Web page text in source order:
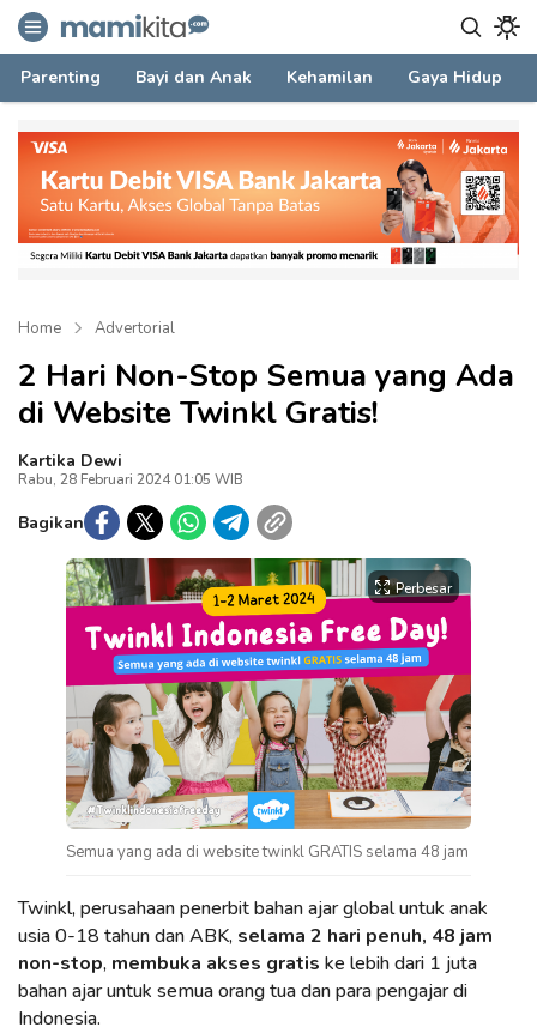
mamikita.com
Informasi Parenting untuk Mami Milenial
Parenting Bayi dan Anak Kehamilan Gaya Hidup
Home Advertorial
2 Hari Non-Stop Semua yang Ada
di Website Twinkl Gratis!
Kartika Dewi
Rabu, 28 Februari 2024 01:05 WIB
Bagikan
Perbesar
Semua yang ada di website twinkl GRATIS selama 48 jam
Twinkl, perusahaan penerbit bahan ajar global untuk anak
usia 0-18 tahun dan ABK, selama 2 hari penuh, 48 jam
non-stop, membuka akses gratis ke lebih dari 1 juta
bahan ajar untuk semua orang tua dan para pengajar di
Indonesia.